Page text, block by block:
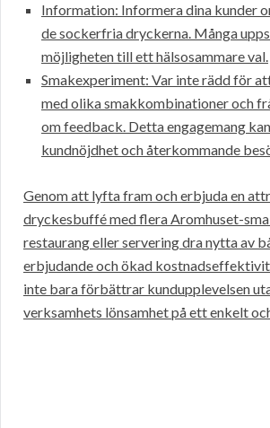
Information: Informera dina kunder
de sockerfria dryckerna. Många
möjligheten till ett hälsosammare val.
Smakexperiment: Var inte rädd för
med olika smakkombinationer och
om feedback. Detta engagemang
kundnöjdhet och återkommande
Genom att lyfta fram och erbjuda en
dryckesbuffé med flera Aromhuset-
restaurang eller servering dra nytta av
erbjudande och ökad
inte bara förbättrar kundupplevelsen
verksamhets lönsamhet på ett enkelt